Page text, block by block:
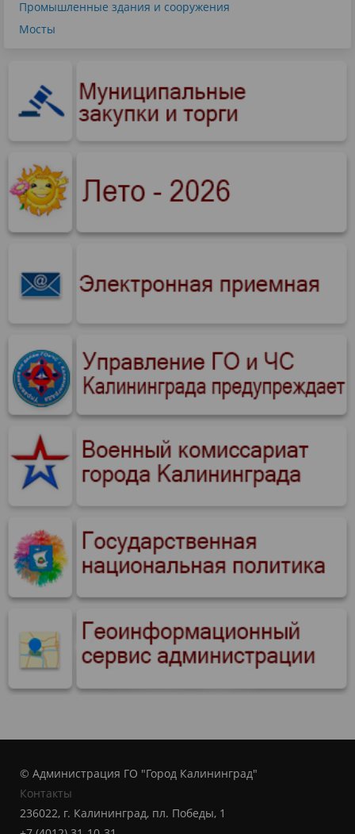
Промышленные здания и сооружения
Мосты
© Администрация ГО "Город Калининград"
Контакты
236022, г. Калининград, пл. Победы, 1